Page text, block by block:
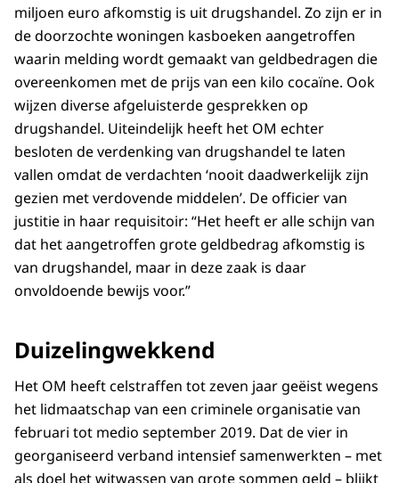
miljoen euro afkomstig is uit drugshandel. Zo zijn er in
de doorzochte woningen kasboeken aangetroffen
waarin melding wordt gemaakt van geldbedragen die
overeenkomen met de prijs van een kilo cocaïne. Ook
wijzen diverse afgeluisterde gesprekken op
drugshandel. Uiteindelijk heeft het OM echter
besloten de verdenking van drugshandel te laten
vallen omdat de verdachten ‘nooit daadwerkelijk zijn
gezien met verdovende middelen’. De officier van
justitie in haar requisitoir: “Het heeft er alle schijn van
dat het aangetroffen grote geldbedrag afkomstig is
van drugshandel, maar in deze zaak is daar
onvoldoende bewijs voor.”
Duizelingwekkend
Het OM heeft celstraffen tot zeven jaar geëist wegens
het lidmaatschap van een criminele organisatie van
februari tot medio september 2019. Dat de vier in
georganiseerd verband intensief samenwerkten – met
als doel het witwassen van grote sommen geld – blijkt